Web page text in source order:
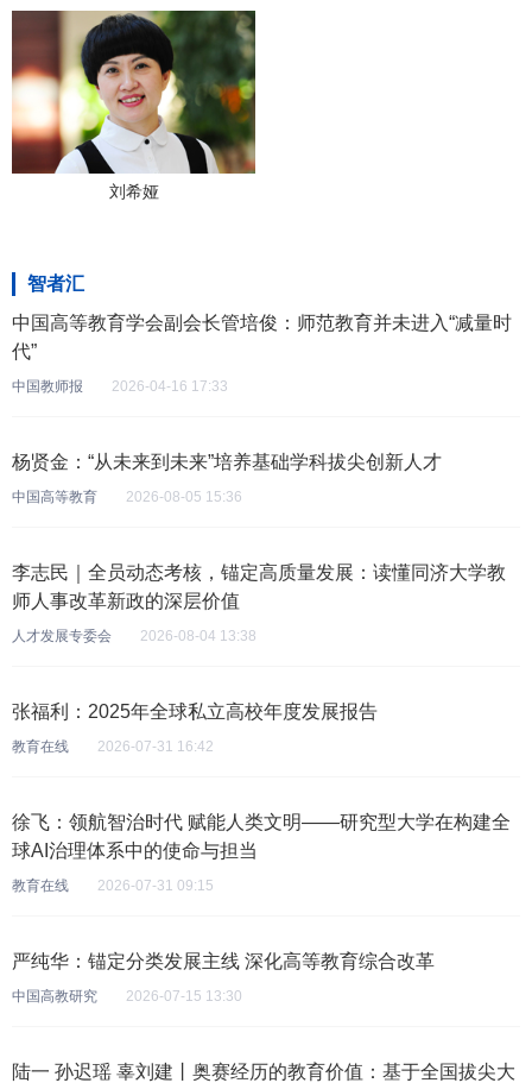
刘希娅
智者汇
中国高等教育学会副会长管培俊：师范教育并未进入“减量时
代”
中国教师报 2026-04-16 17:33
杨贤金：“从未来到未来”培养基础学科拔尖创新人才
中国高等教育 2026-08-05 15:36
李志民｜全员动态考核，锚定高质量发展：读懂同济大学教
师人事改革新政的深层价值
人才发展专委会 2026-08-04 13:38
张福利：2025年全球私立高校年度发展报告
教育在线 2026-07-31 16:42
徐飞：领航智治时代 赋能人类文明——研究型大学在构建全
球AI治理体系中的使命与担当
教育在线 2026-07-31 09:15
严纯华：锚定分类发展主线 深化高等教育综合改革
中国高教研究 2026-07-15 13:30
陆一 孙迟瑶 辜刘建丨奥赛经历的教育价值：基于全国拔尖大